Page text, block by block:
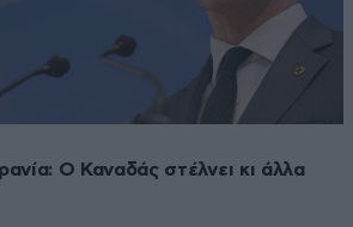
Ο Καναδάς στέλνει κι άλλα